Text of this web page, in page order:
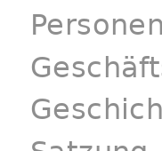
Personen